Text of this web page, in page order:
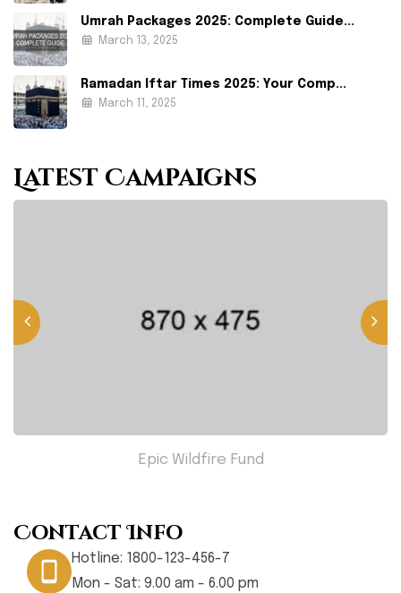
Umrah Packages 2025: Complete Guide...
March 13, 2025
Ramadan Iftar Times 2025: Your Comp...
March 11, 2025
Latest Campaigns
Epic Wildfire Fund
Contact Info
Hotline: 1800-123-456-7
Mon - Sat: 9.00 am - 6.00 pm